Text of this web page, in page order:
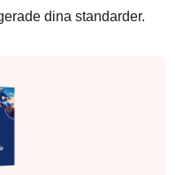
dina standarder.